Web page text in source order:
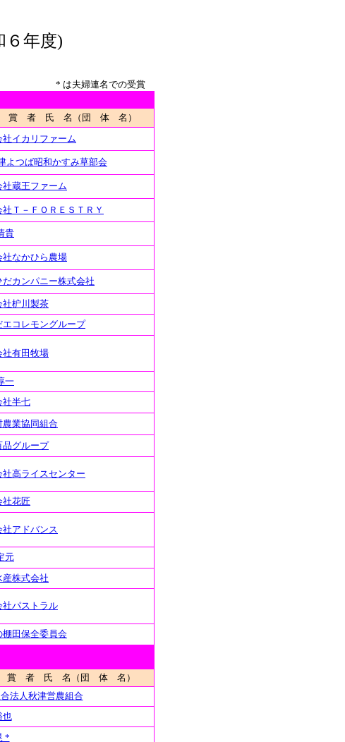
６年度)
* は夫婦連名での受賞
賞 者 氏 名（団 体 名）
社イカリファーム
よつば昭和かすみ草部会
社蔵王ファーム
社Ｔ－ＦＯＲＥＳＴＲＹ
貴
社なかひら農場
だカンパニー株式会社
社枦川製茶
エコレモングループ
社有田牧場
一
社半七
農業協同組合
品グループ
社高ライスセンター
社花匠
社アドバンス
元
産株式会社
社パストラル
棚田保全委員会
賞 者 氏 名（団 体 名）
法人秋津営農組合
也
*